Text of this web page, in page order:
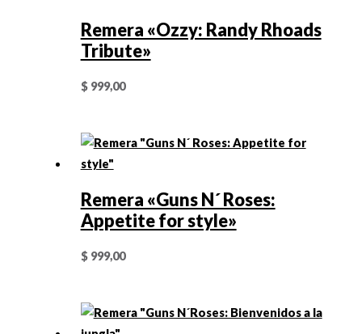
Remera «Ozzy: Randy Rhoads
Tribute»
$999,00
Remera «Guns N´ Roses:
Appetite for style»
$999,00